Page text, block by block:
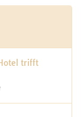
trifft